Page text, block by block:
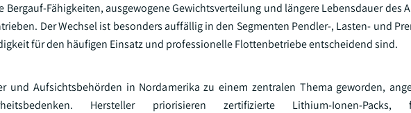
Bergauf-Fähigkeiten, ausgewogene Gewichtsverteilung und längere Lebensdauer des
Der Wechsel ist besonders auffällig in den Segmenten Pendler-, Lasten- und
für den häufigen Einsatz und professionelle Flottenbetriebe entscheidend sind.
und Aufsichtsbehörden in Nordamerika zu einem zentralen Thema geworden,
Hersteller priorisieren zertifizierte Lithium-Ionen-Packs,